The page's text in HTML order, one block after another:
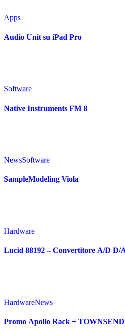
Apps
Audio Unit su iPad Pro
Software
Native Instruments FM 8
NewsSoftware
SampleModeling Viola
Hardware
Lucid 88192 – Convertitore A/D D/
HardwareNews
Promo Apollo Rack +